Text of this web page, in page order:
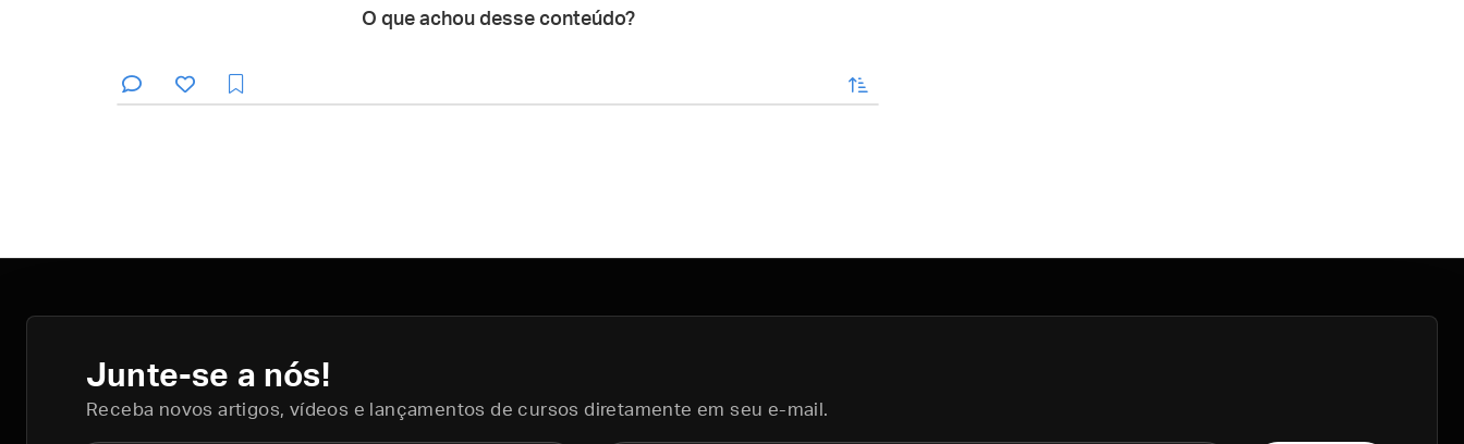
O que achou desse conteúdo?
enviar
Junte-se a nós!
Receba novos artigos, vídeos e lançamentos de cursos diretamente em seu e-mail.